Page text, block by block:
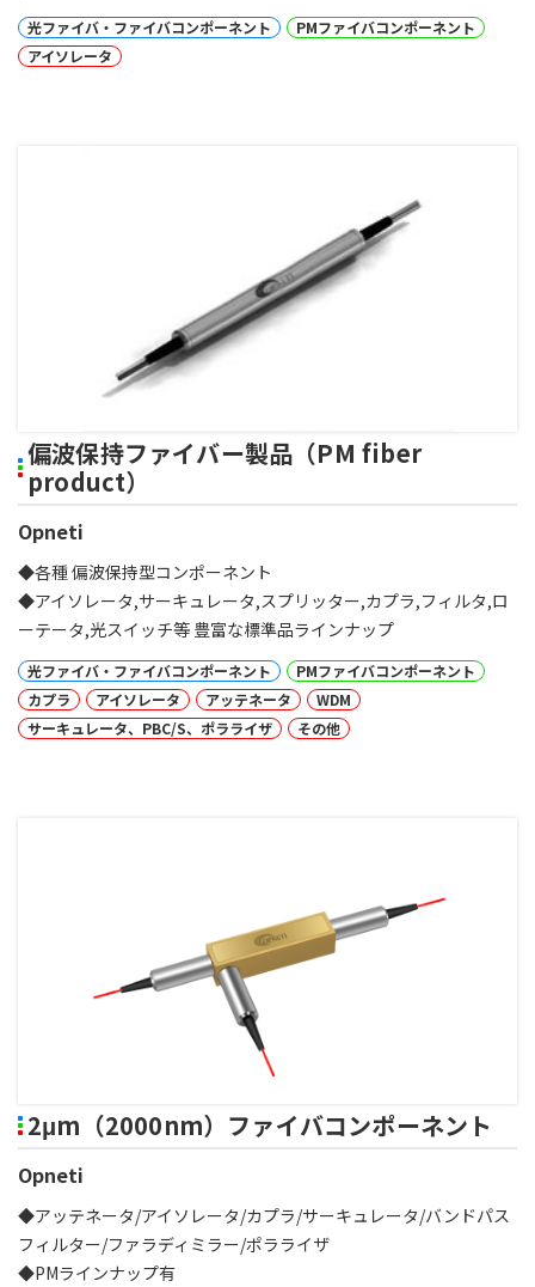
光ファイバ・ファイバコンポーネント
PMファイバコンポーネント
アイソレータ
偏波保持ファイバー製品（PM fiber
product）
Opneti
◆各種 偏波保持型コンポーネント
◆アイソレータ,サーキュレータ,スプリッター,カプラ,フィルタ,ロ
ーテータ,光スイッチ等 豊富な標準品ラインナップ
光ファイバ・ファイバコンポーネント
PMファイバコンポーネント
カプラ
アイソレータ アッテネータ
WDM
サーキュレータ、PBC/S、ポラライザ
その他
2μm（2000nm）ファイバコンポーネント
Opneti
◆アッテネータ/アイソレータ/カプラ/サーキュレータ/バンドパス
フィルター/ファラディミラー/ポラライザ
◆PMラインナップ有